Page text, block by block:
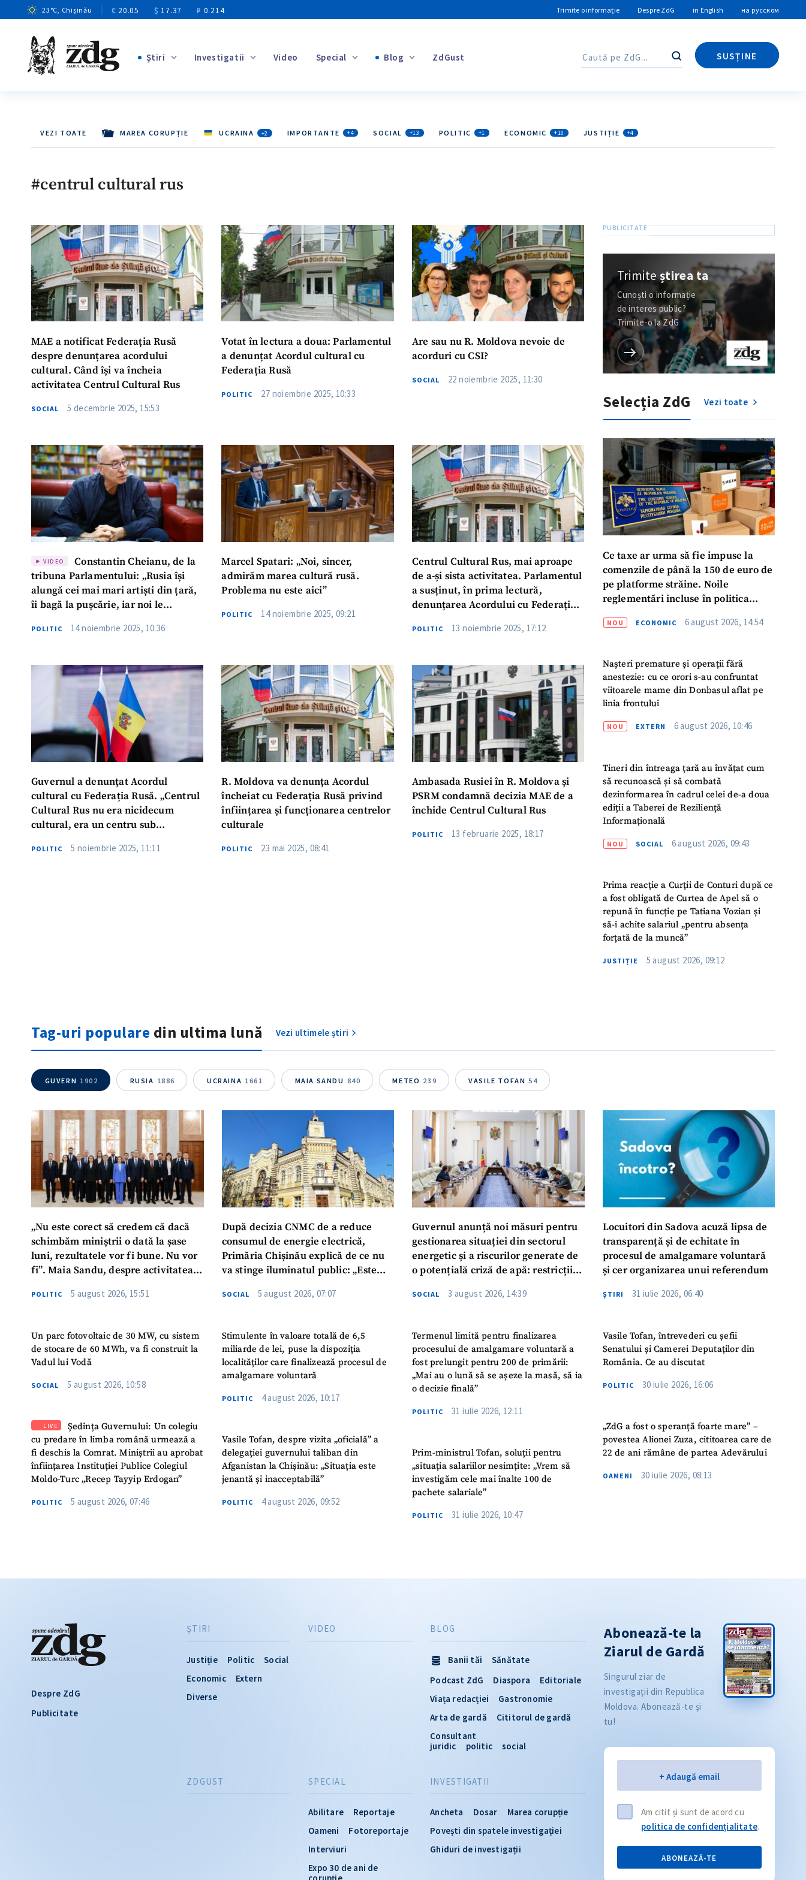
23 °C, Chișinău € 20.05 $ 17.37 ₽ 0.214 Trimite o informație Despre ZdG in English на русском
Ştiri
+10
Investigatii Video Special Blog ZdGust Caută
SUSȚINE
Caută
VEZI TOATE MAREA CORUPȚIE UCRAINA +2 IMPORTANTE +4 SOCIAL +13 POLITIC +1 ECONOMIC +10 JUSTIȚIE +4
#centrul cultural rus
MAE a notificat Federația Rusă
despre denunțarea acordului
cultural. Când își va încheia
activitatea Centrul Cultural Rus
SOCIAL 5 decembrie 2025, 15:53
Votat în lectura a doua: Parlamentul
a denunțat Acordul cultural cu
Federația Rusă
POLITIC 27 noiembrie 2025, 10:33
Are sau nu R. Moldova nevoie de
acorduri cu CSI?
SOCIAL 22 noiembrie 2025, 11:30
VIDEO
Constantin Cheianu, de la
tribuna Parlamentului: „Rusia își
alungă cei mai mari artiști din țară,
îi bagă la pușcărie, iar noi le
POLITIC 14 noiembrie 2025, 10:36
Marcel Spatari: „Noi, sincer,
admirăm marea cultură rusă.
Problema nu este aici”
POLITIC 14 noiembrie 2025, 09:21
Centrul Cultural Rus, mai aproape
de a-și sista activitatea. Parlamentul
a susținut, în prima lectură,
denunțarea Acordului cu Federația
POLITIC 13 noiembrie 2025, 17:12
Guvernul a denunțat Acordul
cultural cu Federația Rusă. „Centrul
Cultural Rus nu era nicidecum
cultural, era un centru sub
activități de subminare a
POLITIC 5 noiembrie 2025, 11:11
R. Moldova va denunța Acordul
încheiat cu Federația Rusă privind
înființarea și funcționarea centrelor
culturale
POLITIC 23 mai 2025, 08:41
Ambasada Rusiei în R. Moldova și
PSRM condamnă decizia MAE de a
închide Centrul Cultural Rus
POLITIC 13 februarie 2025, 18:17
Trimiteștirea ta
Cunoști o informație
de interes public?
Trimite-o la ZdG
Selecția ZdG Vezi toate
Ce taxe ar urma să fie impuse la
comenzile de până la 150 de euro de
pe platforme străine. Noile
reglementări incluse în politica
NOU ECONOMIC 6 august 2026, 14:54
Nașteri premature și operații fără
anestezie: cu ce orori s-au confruntat
viitoarele mame din Donbasul aflat pe
linia frontului
NOU EXTERN 6 august 2026, 10:46
Tineri din întreaga țară au învățat cum
să recunoască și să combată
dezinformarea în cadrul celei de-a doua
ediții a Taberei de Reziliență
Informațională
NOU SOCIAL 6 august 2026, 09:43
Prima reacție a Curții de Conturi după ce
a fost obligată de Curtea de Apel să o
repună în funcție pe Tatiana Vozian și
să-i achite salariul „pentru absența
forțată de la muncă”
JUSTIȚIE 5 august 2026, 09:12
Tag-uri populare din ultima lună Vezi ultimele știri
GUVERN 1902 RUSIA 1886 UCRAINA 1661 MAIA SANDU 840 METEO 239 VASILE TOFAN 54
„Nu este corect să credem că dacă
schimbăm miniștrii o dată la șase
luni, rezultatele vor fi bune. Nu vor
fi”. Maia Sandu, despre activitatea
POLITIC 5 august 2026, 15:51
Un parc fotovoltaic de 30 MW, cu sistem
de stocare de 60 MWh, va fi construit la
Vadul lui Vodă
SOCIAL 5 august 2026, 10:58
LIVE
Ședința Guvernului: Un colegiu
cu predare în limba română urmează a
fi deschis la Comrat. Miniștrii au aprobat
înființarea Instituției Publice Colegiul
Moldo-Turc „Recep Tayyip Erdogan”
POLITIC 5 august 2026, 07:46
După decizia CNMC de a reduce
consumul de energie electrică,
Primăria Chișinău explică de ce nu
va stinge iluminatul public: „Este
SOCIAL 5 august 2026, 07:07
Stimulente în valoare totală de 6,5
miliarde de lei, puse la dispoziția
localităților care finalizează procesul de
amalgamare voluntară
POLITIC 4 august 2026, 10:17
Vasile Tofan, despre vizita „oficială” a
delegației guvernului taliban din
Afganistan la Chișinău: „Situația este
jenantă și inacceptabilă”
POLITIC 4 august 2026, 09:52
Guvernul anunță noi măsuri pentru
gestionarea situației din sectorul
energetic și a riscurilor generate de
o potențială criză de apă: restricții
SOCIAL 3 august 2026, 14:39
Termenul limită pentru finalizarea
procesului de amalgamare voluntară a
fost prelungit pentru 200 de primării:
„Mai au o lună să se așeze la masă, să ia
o decizie finală”
POLITIC 31 iulie 2026, 12:11
Prim-ministrul Tofan, soluții pentru
„situația salariilor nesimțite: „Vrem să
investigăm cele mai înalte 100 de
pachete salariale”
POLITIC 31 iulie 2026, 10:47
Locuitori din Sadova acuză lipsa de
transparență și de echitate în
procesul de amalgamare voluntară
și cer organizarea unui referendum
ŞTIRI 31 iulie 2026, 06:40
Vasile Tofan, întrevederi cu șefii
Senatului și Camerei Deputaților din
România. Ce au discutat
POLITIC 30 iulie 2026, 16:06
„ZdG a fost o speranță foarte mare” –
povestea Alionei Zuza, cititoarea care de
22 de ani rămâne de partea Adevărului
OAMENI 30 iulie 2026, 08:13
Despre ZdG
Publicitate
ŞTIRI
Justiție Politic
Social
Economic
Extern
Diverse
INVESTIGATII
Ancheta Dosar
Marea corupție
Povești din spatele investigației
Ghiduri de investigații
VIDEO
SPECIAL
Abilitare
Reportaje
Oameni
Fotoreportaje
Interviuri
Expo 30 de ani de
BLOG
Banii tăi
Sănătate
Podcast ZdG
Diaspora
Editoriale
Viața redacției
Gastronomie
Arta de gardă
Cititorul de gardă
Consultant
juridic
politic social
ZDGUST
Abonează-te la
Ziarul de Gardă
Singurul ziar de
investigații din Republica
Moldova. Abonează-te și
tu!
+ Adaugă email
Am citit și sunt de acord cu
politica de confidențialitate.
ABONEAZĂ-TE
+ Mesajul știrei
Telefon + Telefon personal
Am citit și sunt de acord cupolitica de
confidențialitate.
TRIMITE ȘTIREA